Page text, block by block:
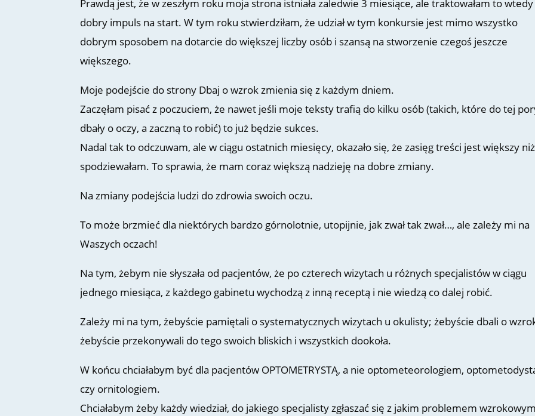
Prawdą jest, że w zeszłym roku moja strona istniała zaledwie 3 miesiące, ale traktowałam to
dobry impuls na start. W tym roku stwierdziłam, że udział w tym konkursie jest mimo wszystko
dobrym sposobem na dotarcie do większej liczby osób i szansą na stworzenie czegoś jeszcze
większego.
Moje podejście do strony Dbaj o wzrok zmienia się z każdym dniem.
Zaczęłam pisać z poczuciem, że nawet jeśli moje teksty trafią do kilku osób (takich, które do tej
dbały o oczy, a zaczną to robić) to już będzie sukces.
Nadal tak to odczuwam, ale w ciągu ostatnich miesięcy, okazało się, że zasięg treści jest większy
spodziewałam. To sprawia, że mam coraz większą nadzieję na dobre zmiany.
Na zmiany podejścia ludzi do zdrowia swoich oczu.
To może brzmieć dla niektórych bardzo górnolotnie, utopijnie, jak zwał tak zwał…, ale zależy mi na
Waszych oczach!
Na tym, żebym nie słyszała od pacjentów, że po czterech wizytach u różnych specjalistów w ciągu
jednego miesiąca, z każdego gabinetu wychodzą z inną receptą i nie wiedzą co dalej robić.
Zależy mi na tym, żebyście pamiętali o systematycznych wizytach u okulisty; żebyście dbali o
żebyście przekonywali do tego swoich bliskich i wszystkich dookoła.
W końcu chciałabym być dla pacjentów OPTOMETRYSTĄ, a nie optometeorologiem,
czy ornitologiem.
Chciałabym żeby każdy wiedział, do jakiego specjalisty zgłaszać się z jakim problemem